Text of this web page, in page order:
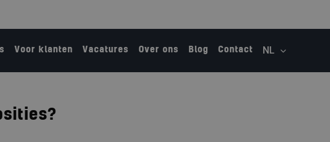
Voor klanten Vacatures Over ons Blog Contact